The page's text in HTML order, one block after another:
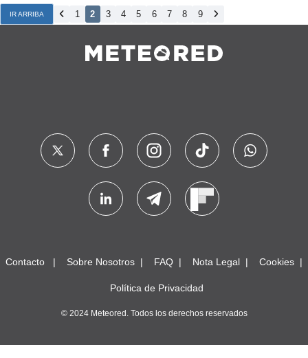
IR ARRIBA 1 2 3 4 5 6 7 8 9
Contacto Sobre Nosotros FAQ Nota Legal Cookies
Política de Privacidad
© 2024 Meteored. Todos los derechos reservados